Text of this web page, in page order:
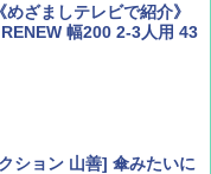
地球の歩き方A ヨーロッ
ざましテレビで紹介》
幅200 2-3人用 43
ション 山善] 傘みたいに